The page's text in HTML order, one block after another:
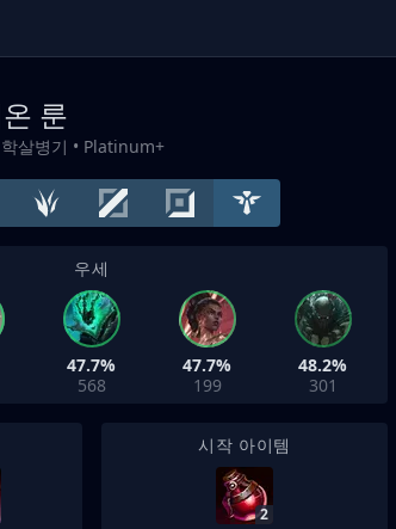
룬
살병기 • Platinum+
우세
47.7%
568
47.7%
199
48.2%
301
시작 아이템
2